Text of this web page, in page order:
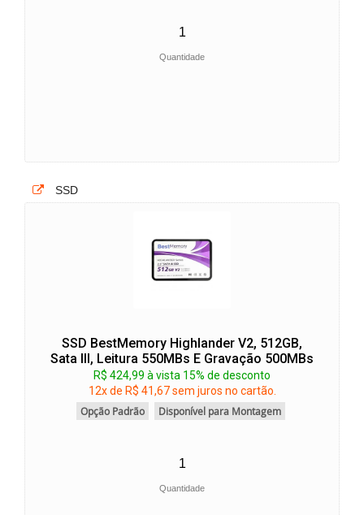
Quantidade
SSD
SSD BestMemory Highlander V2, 512GB,
Sata III, Leitura 550MBs E Gravação 500MBs
R$ 424,99 à vista 15% de desconto
12x de R$ 41,67 sem juros no cartão.
Opção Padrão
Disponível para Montagem
Quantidade